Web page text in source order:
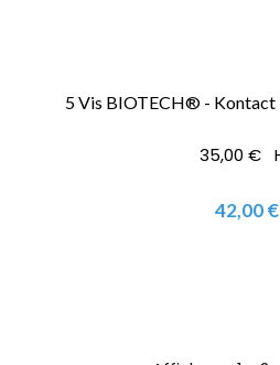
5 Vis BIOTECH® - Kontact
35,00 €
42,00 €